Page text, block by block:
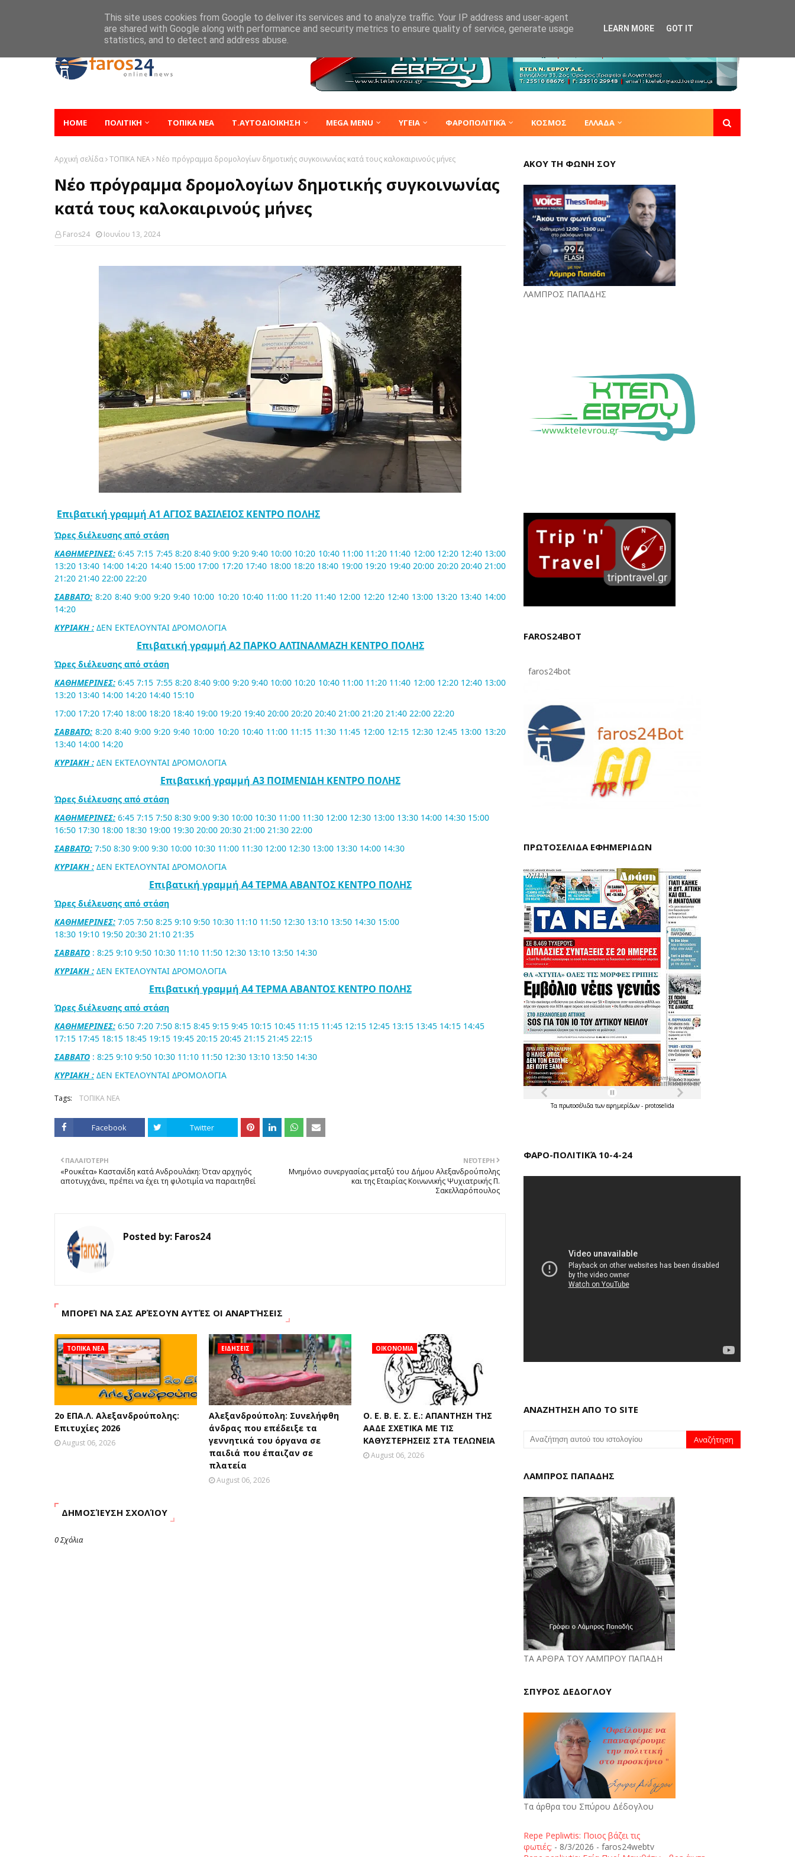
HOME ΠΟΛΙΤΙΚΗ ΤΟΠΙΚΑ ΝΕΑ Τ.ΑΥΤΟΔΙΟΙΚΗΣΗ MEGA MENU ΥΓΕΙΑ ΦΑΡΟΠΟΛΙΤΙΚΆ ΚΟΣΜΟΣ ΕΛΛΑΔΑ
Αρχική σελίδα ΤΟΠΙΚΑ ΝΕΑ Νέο πρόγραμμα δρομολογίων δημοτικής συγκοινωνίας κατά τους καλοκαιρινούς μήνες
Νέο πρόγραμμα δρομολογίων δημοτικής συγκοινωνίας
κατά τους καλοκαιρινούς μήνες
Faros24 Ιουνίου 13, 2024
Επιβατική γραμμή Α1 ΑΓΙΟΣ ΒΑΣΙΛΕΙΟΣ ΚΕΝΤΡΟ ΠΟΛΗΣ
Ώρες διέλευσης από στάση
ΚΑΘΗΜΕΡΙΝΕΣ: 6:45 7:15 7:45 8:20 8:40 9:00 9:20 9:40 10:00 10:20 10:40 11:00 11:20 11:40 12:00 12:20 12:40 13:00
13:20 13:40 14:00 14:20 14:40 15:00 17:00 17:20 17:40 18:00 18:20 18:40 19:00 19:20 19:40 20:00 20:20 20:40 21:00
21:20 21:40 22:00 22:20
ΣΑΒΒΑΤΟ: 8:20 8:40 9:00 9:20 9:40 10:00 10:20 10:40 11:00 11:20 11:40 12:00 12:20 12:40 13:00 13:20 13:40 14:00
14:20
ΚΥΡΙΑΚΗ : ΔΕΝ ΕΚΤΕΛΟΥΝΤΑΙ ΔΡΟΜΟΛΟΓΙΑ
Επιβατική γραμμή Α2 ΠΑΡΚΟ ΑΛΤΙΝΑΛΜΑΖΗ ΚΕΝΤΡΟ ΠΟΛΗΣ
Ώρες διέλευσης από στάση
ΚΑΘΗΜΕΡΙΝΕΣ: 6:45 7:15 7:55 8:20 8:40 9:00 9:20 9:40 10:00 10:20 10:40 11:00 11:20 11:40 12:00 12:20 12:40 13:00
13:20 13:40 14:00 14:20 14:40 15:10
17:00 17:20 17:40 18:00 18:20 18:40 19:00 19:20 19:40 20:00 20:20 20:40 21:00 21:20 21:40 22:00 22:20
ΣΑΒΒΑΤΟ: 8:20 8:40 9:00 9:20 9:40 10:00 10:20 10:40 11:00 11:15 11:30 11:45 12:00 12:15 12:30 12:45 13:00 13:20
13:40 14:00 14:20
ΚΥΡΙΑΚΗ : ΔΕΝ ΕΚΤΕΛΟΥΝΤΑΙ ΔΡΟΜΟΛΟΓΙΑ
Επιβατική γραμμή Α3 ΠΟΙΜΕΝΙΔΗ ΚΕΝΤΡΟ ΠΟΛΗΣ
Ώρες διέλευσης από στάση
ΚΑΘΗΜΕΡΙΝΕΣ: 6:45 7:15 7:50 8:30 9:00 9:30 10:00 10:30 11:00 11:30 12:00 12:30 13:00 13:30 14:00 14:30 15:00
16:50 17:30 18:00 18:30 19:00 19:30 20:00 20:30 21:00 21:30 22:00
ΣΑΒΒΑΤΟ: 7:50 8:30 9:00 9:30 10:00 10:30 11:00 11:30 12:00 12:30 13:00 13:30 14:00 14:30
ΚΥΡΙΑΚΗ : ΔΕΝ ΕΚΤΕΛΟΥΝΤΑΙ ΔΡΟΜΟΛΟΓΙΑ
Επιβατική γραμμή Α4 ΤΕΡΜΑ ΑΒΑΝΤΟΣ ΚΕΝΤΡΟ ΠΟΛΗΣ
Ώρες διέλευσης από στάση
ΚΑΘΗΜΕΡΙΝΕΣ: 7:05 7:50 8:25 9:10 9:50 10:30 11:10 11:50 12:30 13:10 13:50 14:30 15:00
18:30 19:10 19:50 20:30 21:10 21:35
ΣΑΒΒΑΤΟ : 8:25 9:10 9:50 10:30 11:10 11:50 12:30 13:10 13:50 14:30
ΚΥΡΙΑΚΗ : ΔΕΝ ΕΚΤΕΛΟΥΝΤΑΙ ΔΡΟΜΟΛΟΓΙΑ
Επιβατική γραμμή Α4 ΤΕΡΜΑ ΑΒΑΝΤΟΣ ΚΕΝΤΡΟ ΠΟΛΗΣ
Ώρες διέλευσης από στάση
ΚΑΘΗΜΕΡΙΝΕΣ: 6:50 7:20 7:50 8:15 8:45 9:15 9:45 10:15 10:45 11:15 11:45 12:15 12:45 13:15 13:45 14:15 14:45
17:15 17:45 18:15 18:45 19:15 19:45 20:15 20:45 21:15 21:45 22:15
ΣΑΒΒΑΤΟ : 8:25 9:10 9:50 10:30 11:10 11:50 12:30 13:10 13:50 14:30
ΚΥΡΙΑΚΗ : ΔΕΝ ΕΚΤΕΛΟΥΝΤΑΙ ΔΡΟΜΟΛΟΓΙΑ
Tags: ΤΟΠΙΚΑ ΝΕΑ
Facebook Twitter
ΝΕΌΤΕΡΗ
Μνημόνιο συνεργασίας μεταξύ του Δήμου Αλεξανδρούπολης
και της Εταιρίας Κοινωνικής Ψυχιατρικής Π.
Σακελλαρόπουλος
ΠΑΛΑΙΌΤΕΡΗ
«Ρουκέτα» Καστανίδη κατά Ανδρουλάκη: Όταν αρχηγός
αποτυγχάνει, πρέπει να έχει τη φιλοτιμία να παραιτηθεί
Posted by: Faros24
ΜΠΟΡΕΊ ΝΑ ΣΑΣ ΑΡΈΣΟΥΝ ΑΥΤΈΣ ΟΙ ΑΝΑΡΤΉΣΕΙΣ
ΤΟΠΙΚΑ ΝΕΑ
2ο ΕΠΑ.Λ. Αλεξανδρούπολης:
Επιτυχίες 2026
August 06, 2026
ΕΙΔΗΣΕΙΣ
Αλεξανδρούπολη: Συνελήφθη
άνδρας που επέδειξε τα
γεννητικά του όργανα σε
παιδιά που έπαιζαν σε
πλατεία
August 06, 2026
ΟΙΚΟΝΟΜΙΑ
Ο. Ε. Β. Ε. Σ. Ε.: ΑΠΑΝΤΗΣΗ ΤΗΣ
ΑΑΔΕ ΣΧΕΤΙΚΑ ΜΕ ΤΙΣ
ΚΑΘΥΣΤΕΡΗΣΕΙΣ ΣΤΑ ΤΕΛΩΝΕΙΑ
August 06, 2026
ΔΗΜΟΣΊΕΥΣΗ ΣΧΟΛΊΟΥ
0 Σχόλια
ΑΚΟΥ ΤΗ ΦΩΝΗ ΣΟΥ
ΛΑΜΠΡΟΣ ΠΑΠΑΔΗΣ
FAROS24BOT
faros24bot
ΠΡΩΤΟΣΕΛΙΔΑ ΕΦΗΜΕΡΙΔΩΝ
Τα πρωτοσέλιδατων εφημερίδων - protoselida
ΦΑΡΟ-ΠΟΛΙΤΙΚΆ 10-4-24
ΑΝΑΖΗΤΗΣΗ ΑΠΟ ΤΟ SITE
ΛΑΜΠΡΟΣ ΠΑΠΑΔΗΣ
ΤΑ ΑΡΘΡΑ ΤΟΥ ΛΑΜΠΡΟΥ ΠΑΠΑΔΗ
ΣΠΥΡΟΣ ΔΕΔΟΓΛΟΥ
Τα άρθρα του Σπύρου Δέδογλου
Repe Pepliwtis: Ποιος βάζει τις
φωτιές; - 8/3/2026 - faros24webtv
This site uses cookies from Google to deliver its services and to analyze traffic. Your IP address and user-agent
are shared with Google along with performance and security metrics to ensure quality of service, generate usage
statistics, and to detect and address abuse.
LEARN MORE GOT IT